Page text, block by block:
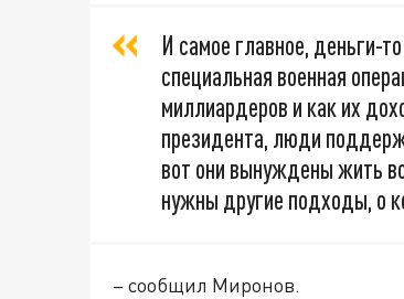
И самое главное, деньги-
специальная военная
миллиардеров и как их
президента, люди
вот они вынуждены жить
нужны другие подходы, о
– сообщил Миронов.